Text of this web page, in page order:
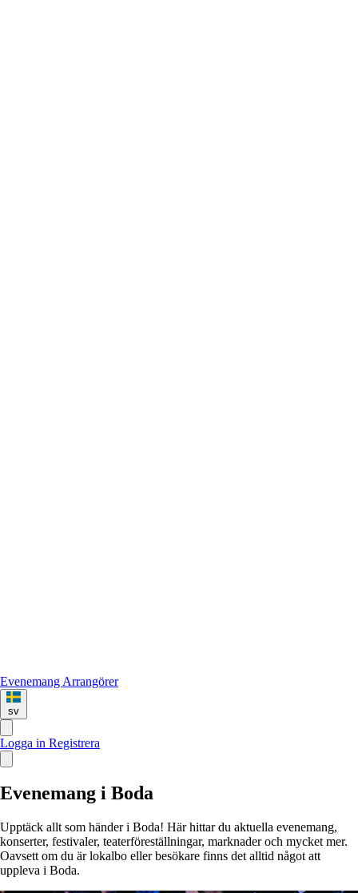
Evenemang Arrangörer
sv
Logga in Registrera
Evenemang i Boda
Upptäck allt som händer i Boda! Här hittar du aktuella evenemang,
konserter, festivaler, teaterföreställningar, marknader och mycket mer.
Oavsett om du är lokalbo eller besökare finns det alltid något att
uppleva i Boda.